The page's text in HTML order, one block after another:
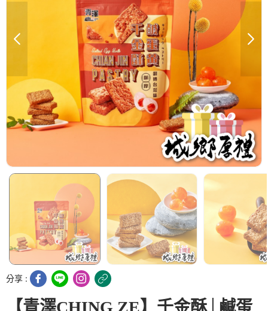
分享 :
【青澤CHING ZE】千金酥│鹹蛋